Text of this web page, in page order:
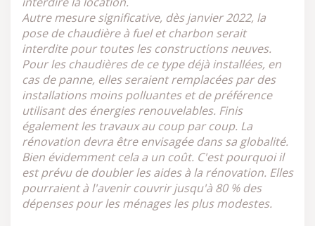
Autre mesure significative, dès janvier 2022, la
pose de chaudière à fuel et charbon serait
interdite pour toutes les constructions neuves.
Pour les chaudières de ce type déjà installées, en
cas de panne, elles seraient remplacées par des
installations moins polluantes et de préférence
utilisant des énergies renouvelables. Finis
également les travaux au coup par coup. La
rénovation devra être envisagée dans sa globalité.
Bien évidemment cela a un coût. C'est pourquoi il
est prévu de doubler les aides à la rénovation. Elles
pourraient à l'avenir couvrir jusqu'à 80 % des
dépenses pour les ménages les plus modestes.